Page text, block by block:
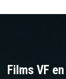
Films VF